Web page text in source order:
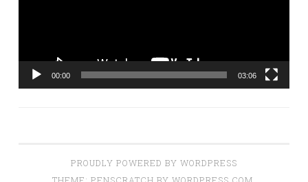
00:00 03:06
PROUDLY POWERED BY WORDPRESS